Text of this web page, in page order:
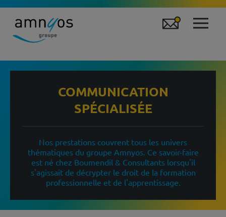
COMMUNICATION
SPÉCIALISÉE
Nos prestations couvrent tous les univers
thématiques du groupe Amnyos. Ce savoir-faire
est né chez Boumendil & Consultants lorsqu'il
s'agissait de décrypter le droit de la formation
professionnelle et de l'apprentissage.